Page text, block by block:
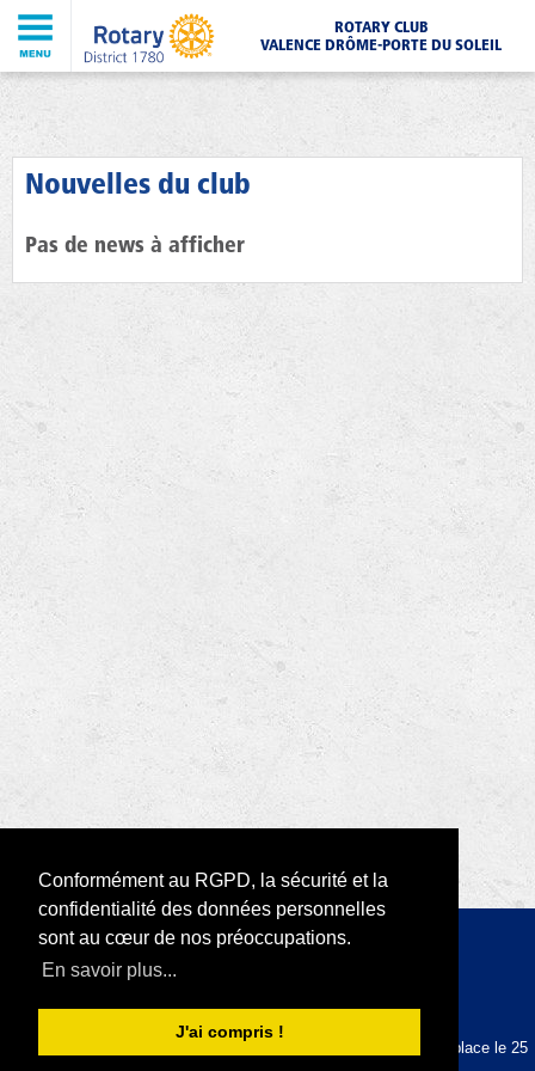
Conformément au RGPD, la sécurité et la
confidentialité des données personnelles
sont au cœur de nos préoccupations.
En savoir plus...
J'ai compris !
ROTARY CLUB
VALENCE DRÔME-PORTE DU SOLEIL
Nouvelles du club
Pas de news à afficher
Copyright 2026 par RODI Platform
|
La plateforme RODI est conforme au RGPD depuis sa mise en place le 25